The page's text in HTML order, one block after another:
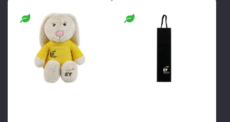
WUNSCHLISTE
HINZUFÜGEN